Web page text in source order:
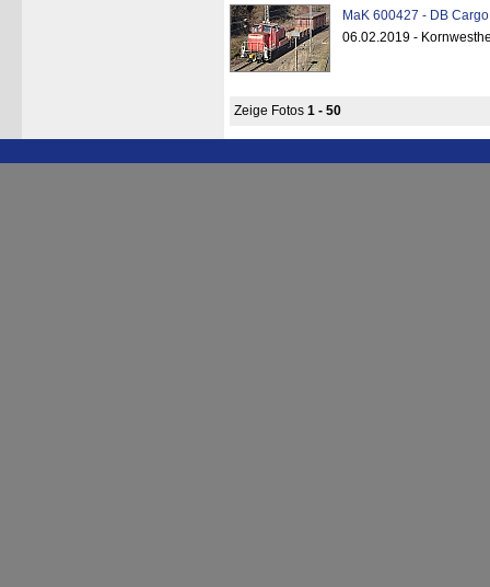
MaK 600427 - DB
06.02.2019 -
Zeige Fotos 1 - 50